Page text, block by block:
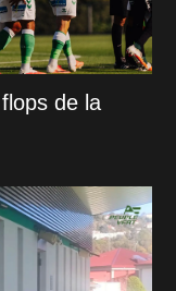
de la